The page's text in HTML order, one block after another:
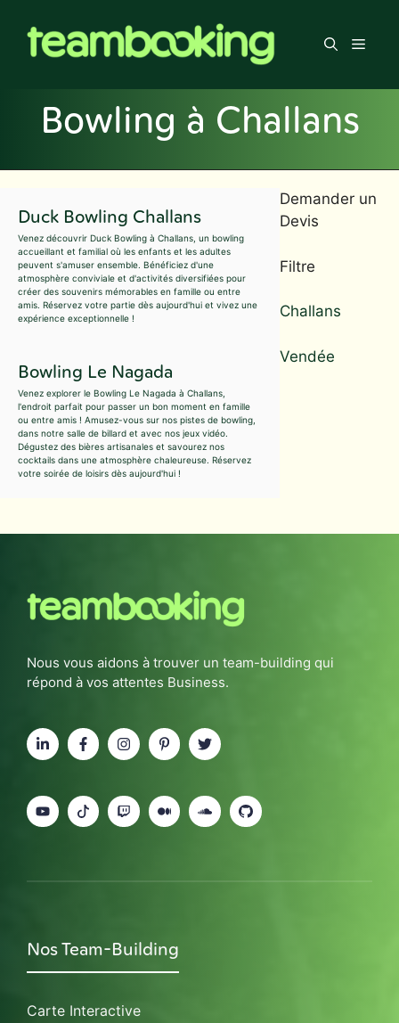
contenu
Menu
Bowling à Challans
Duck Bowling Challans
Venez découvrir Duck Bowling à Challans, un bowling
accueillant et familial où les enfants et les adultes
peuvent s'amuser ensemble. Bénéficiez d'une
atmosphère conviviale et d'activités diversifiées pour
créer des souvenirs mémorables en famille ou entre
amis. Réservez votre partie dès aujourd'hui et vivez une
expérience exceptionnelle !
Bowling Le Nagada
Venez explorer le Bowling Le Nagada à Challans,
l'endroit parfait pour passer un bon moment en famille
ou entre amis ! Amusez-vous sur nos pistes de bowling,
dans notre salle de billard et avec nos jeux vidéo.
Dégustez des bières artisanales et savourez nos
cocktails dans une atmosphère chaleureuse. Réservez
votre soirée de loisirs dès aujourd'hui !
Demander un
Devis
Filtre
Challans
Vendée
Nous vous aidons à trouver un team-building qui
répond à vos attentes Business.
Nos Team-Building
Carte Interactive